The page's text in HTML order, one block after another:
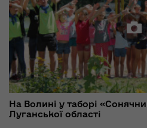
На Волині у таборі
Луганської області